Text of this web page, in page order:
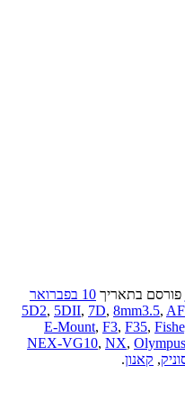
פורסם בתאריך
10 בפברואר
5D2, 5DII, 7D, 8mm3.5,
E-Mount, F3, F35,
NEX-VG10, NX, Olympus
, קאנון.